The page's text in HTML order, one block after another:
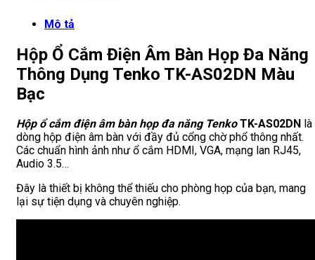
Mô tả
Hộp Ổ Cắm Điện Âm Bàn Họp Đa Năng
Thông Dụng Tenko TK-AS02DN Màu
Bạc
Hộp ổ cắm điện âm bàn họp đa năng TenkoTK-AS02DN là
dòng hộp điện âm bàn với đầy đủ cổng chờ phổ thông nhất.
Các chuẩn hình ảnh như ổ cắm HDMI, VGA, mạng lan RJ45,
Audio 3.5…
Đây là thiết bị không thể thiếu cho phòng họp của bạn, mang
lại sự tiện dụng và chuyên nghiệp.